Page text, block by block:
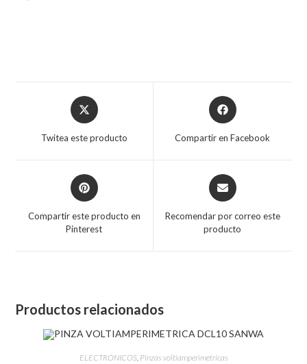
Twitea este producto Compartir en Facebook
Compartir este producto en
Pinterest
Recomendar por correo este
producto
Productos relacionados
ELECTRÓNICOS, Pinzas voltiamperimetricas